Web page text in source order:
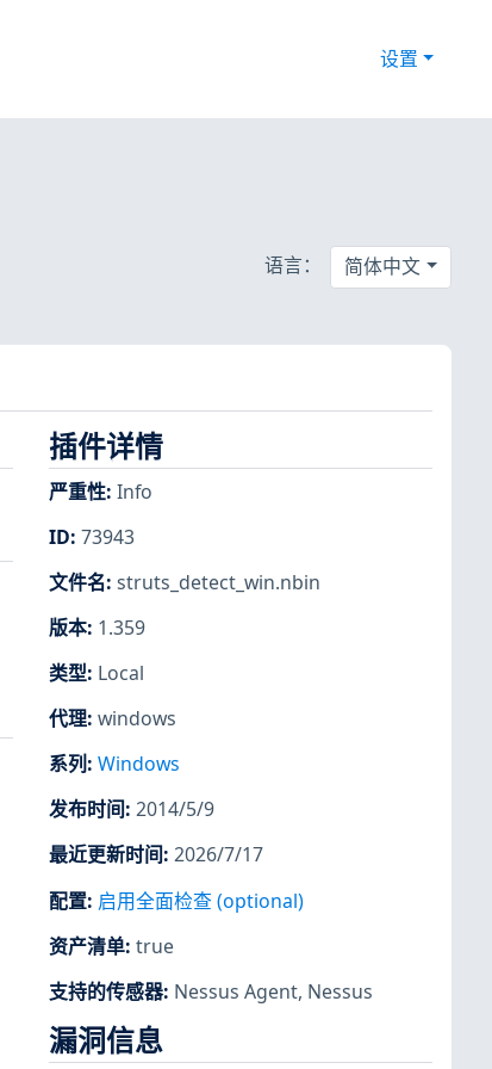
设置
语言： 简体中文
插件详情
严重性: Info
ID: 73943
文件名: struts_detect_win.nbin
版本: 1.359
类型: Local
代理: windows
系列 : Windows
发布时间: 2014/5/9
最近更新时间: 2026/7/17
配置: 启用全面检查 (optional)
资产清单: true
支持的传感器: Nessus Agent, Nessus
漏洞信息